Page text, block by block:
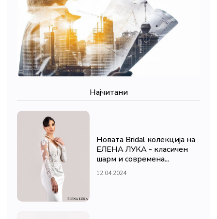
Најчитани
Новата Bridal колекција на
ЕЛЕНА ЛУКА - класичен
шарм и современа...
12.04.2024